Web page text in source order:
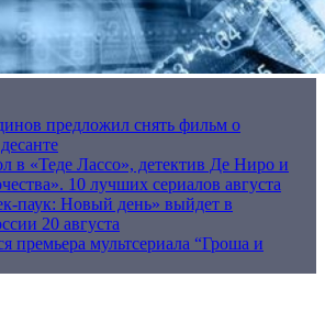
предложил снять фильм о
в «Теде Лассо», детектив Де Ниро и
10 лучших сериалов августа
паук: Новый день» выйдет в
20 августа
премьера мультсериала “Гроша и